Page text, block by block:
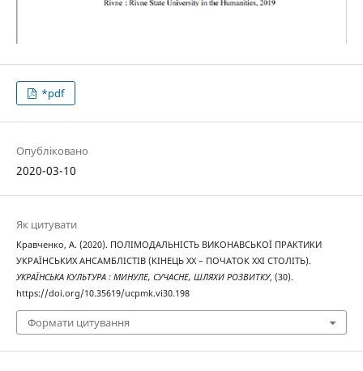
*pdf
Опубліковано
2020-03-10
Як цитувати
Кравченко, А. (2020). ПОЛІМОДАЛЬНІСТЬ ВИКОНАВСЬКОЇ ПРАКТИКИ
УКРАЇНСЬКИХ АНСАМБЛІСТІВ (КІНЕЦЬ ХХ – ПОЧАТОК ХХІ СТОЛІТЬ).
УКРАЇНСЬКА КУЛЬТУРА : МИНУЛЕ, СУЧАСНЕ, ШЛЯХИ РОЗВИТКУ, (30).
https://doi.org/10.35619/ucpmk.vi30.198
Формати цитування